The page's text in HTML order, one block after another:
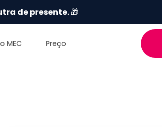
de presente.🎁
MEC Preço